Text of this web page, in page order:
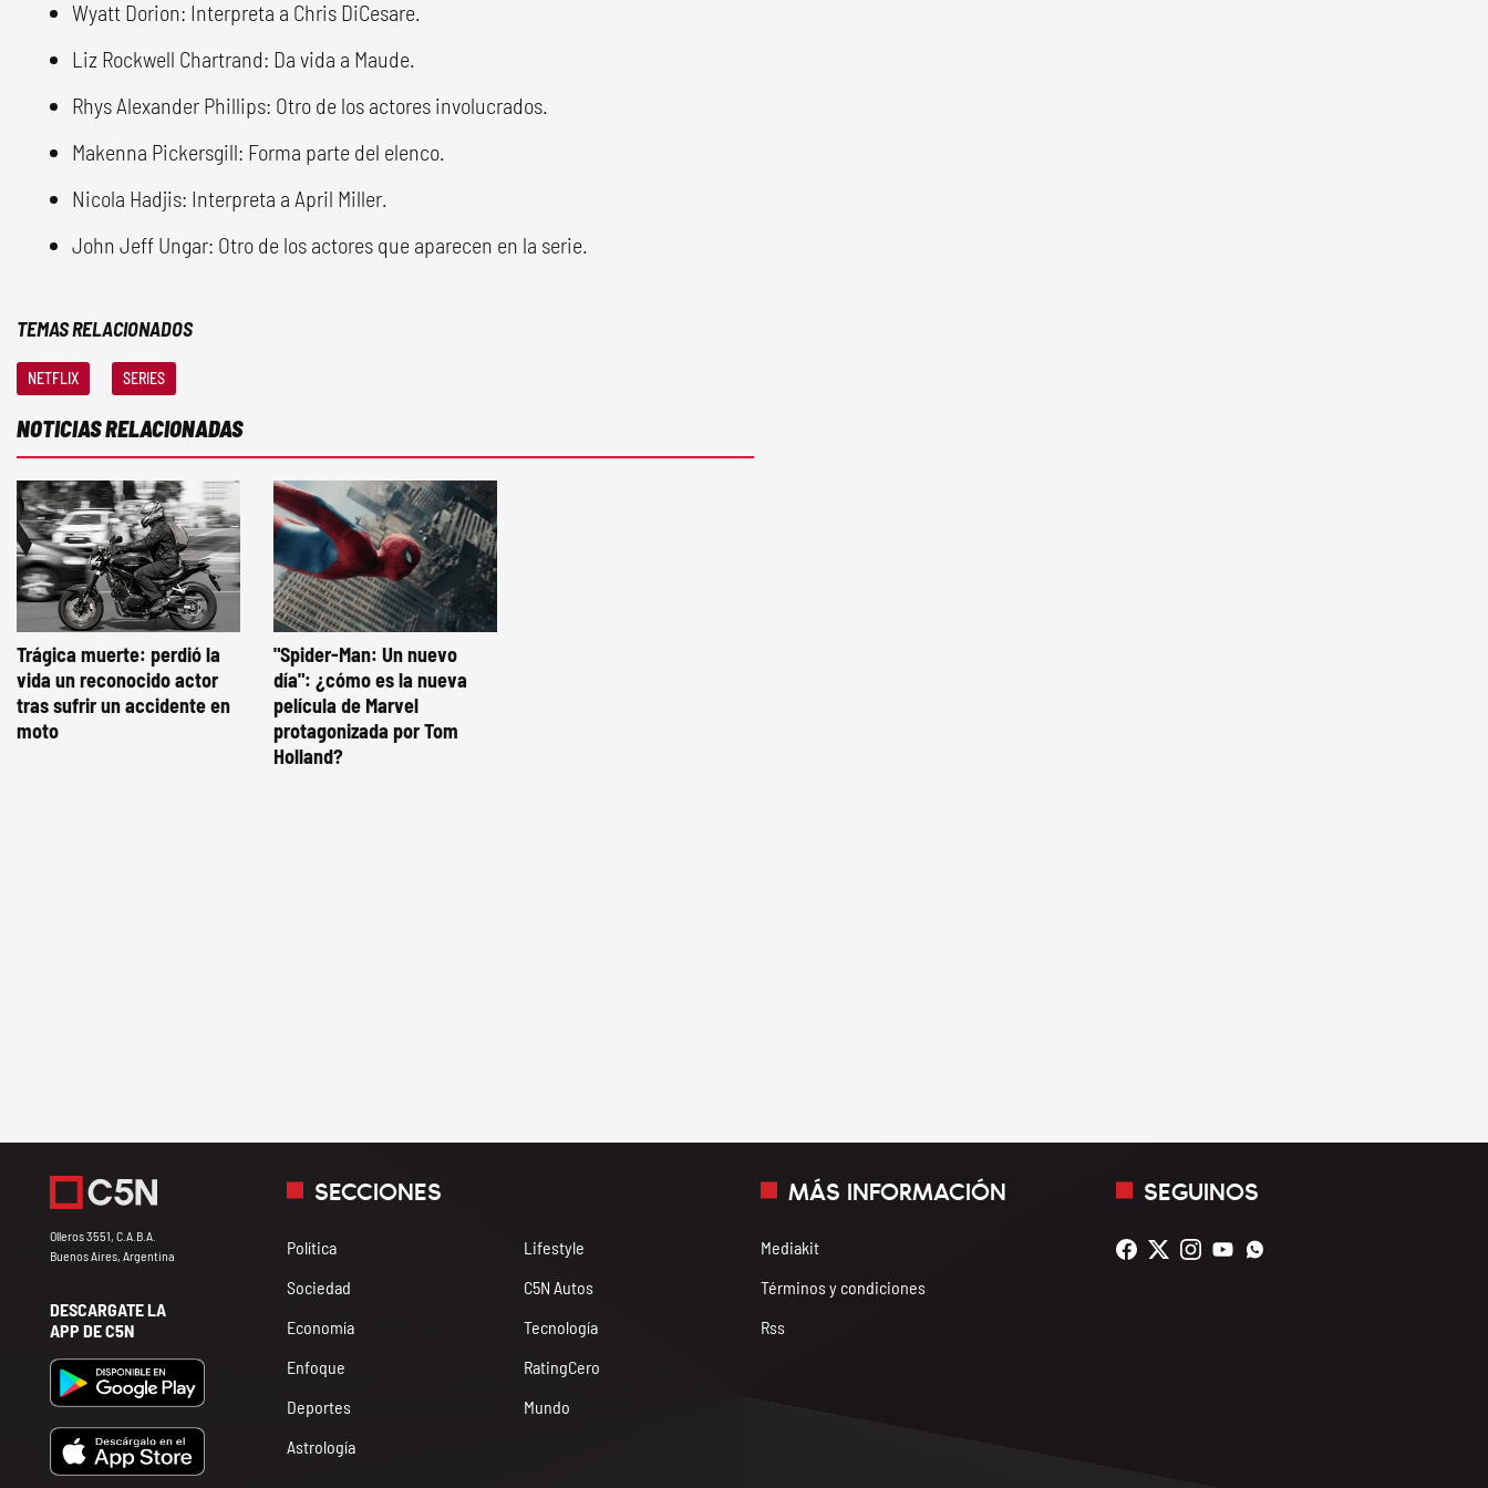
Wyatt Dorion: Interpreta a Chris DiCesare.
Liz Rockwell Chartrand: Da vida a Maude.
Rhys Alexander Phillips: Otro de los actores involucrados.
Makenna Pickersgill: Forma parte del elenco.
Nicola Hadjis: Interpreta a April Miller.
John Jeff Ungar: Otro de los actores que aparecen en la serie.
TEMAS RELACIONADOS
NETFLIX SERIES
NOTICIAS RELACIONADAS
Trágica muerte: perdió la
vida un reconocido actor
tras sufrir un accidente en
moto
"Spider-Man: Un nuevo
día": ¿cómo es la nueva
película de Marvel
protagonizada por Tom
Holland?
Olleros 3551, C.A.B.A.
Buenos Aires, Argentina
DESCARGATE LA
APP DE C5N
SECCIONES
Política
Sociedad
Economía
Enfoque
Deportes
Astrología
Lifestyle
C5N Autos
Tecnología
RatingCero
Mundo
MÁS INFORMACIÓN
Mediakit
Términos y condiciones
Rss
SEGUINOS